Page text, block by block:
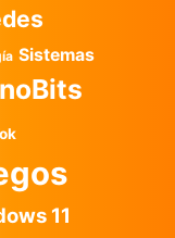
Sistemas
11